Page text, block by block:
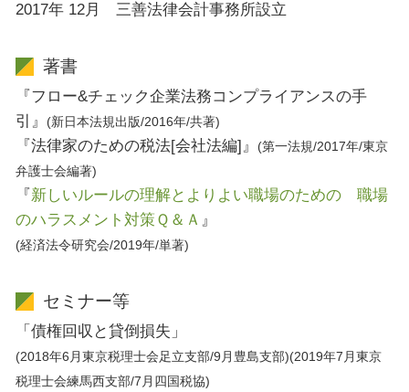
2017年 12月 三善法律会計事務所設立
著書
『フロー&チェック企業法務コンプライアンスの手
引』
(新日本法規出版/2016年/共著)
『法律家のための税法[会社法編]』
(第一法規/2017年/東京
弁護士会編著)
『 新しいルールの理解とよりよい職場のための 職場
のハラスメント対策Ｑ＆Ａ 』
(経済法令研究会/2019年/単著)
セミナー等
「債権回収と貸倒損失」
(2018年6月東京税理士会足立支部/9月豊島支部)(2019年7月東京
税理士会練馬西支部/7月四国税協)